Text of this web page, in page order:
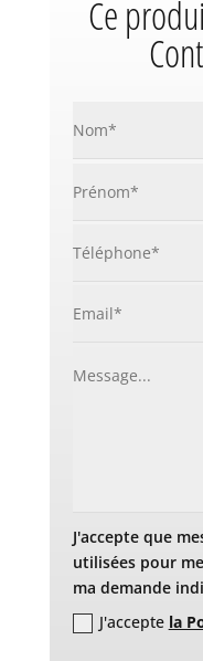
Ce
J'accepte que
utilisées pour
ma demande
J'accepte la